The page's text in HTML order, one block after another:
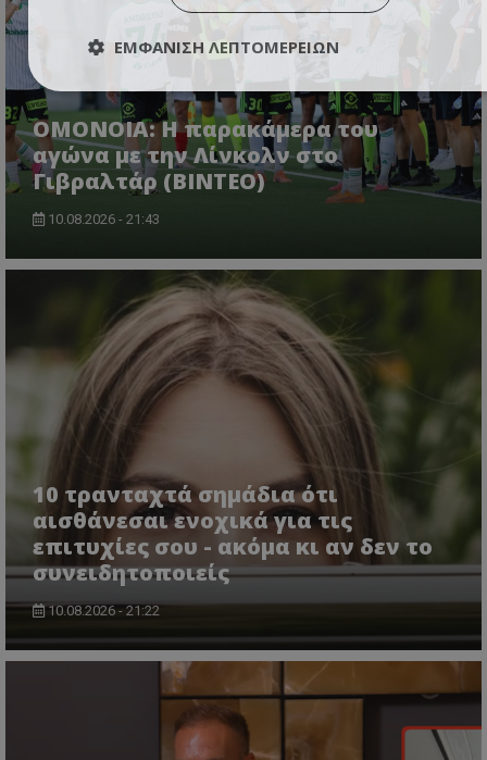
OMONOIA: Η παρακάμερα του
αγώνα με την Λίνκολν στο
Γιβραλτάρ (BINTEO)
10.08.2026 - 21:43
10 τρανταχτά σημάδια ότι
αισθάνεσαι ενοχικά για τις
επιτυχίες σου - ακόμα κι αν δεν το
συνειδητοποιείς
10.08.2026 - 21:22
ΕΜΦΆΝΙΣΗ ΛΕΠΤΟΜΕΡΕΙΏΝ